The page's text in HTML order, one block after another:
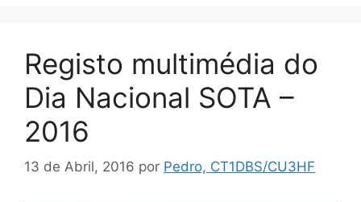
Registo multimédia do
Dia Nacional SOTA –
2016
13 de Abril, 2016 por Pedro, CT1DBS/CU3HF